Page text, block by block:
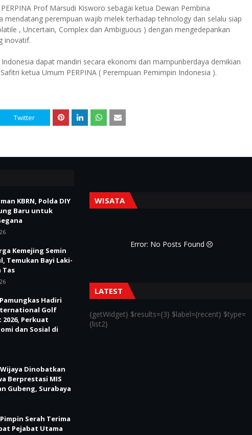
Prof Marsudi Kisworo sebagai ketua Dewan Pembina
mendatang perempuan wajib melek terhadap tehnology dan selalu siap
, Uncertain, Complex dan Ambiguous ) dengan mengedepankan
inovatif.
dapat mandiri secara ekonomi dan mampunberdaya demikian
ketua Umum PERPINA ( Perempuan Pemimpin Indonesia ).
Twitter
KBRN, Polda DIY
Baru untuk
Kemejing Semin
Temukan Bayi Laki-
Tas
Hadiri
Golf
Perkuat
dan Sosial di
Dinobatkan
Berprestasi MIS
Gubeng, Surabaya
Serah Terima
Pejabat Utama
WISATA
Error: No Posts Found
LATEST
{getWidget} $results={3} $label={recent} $type=
{list2}